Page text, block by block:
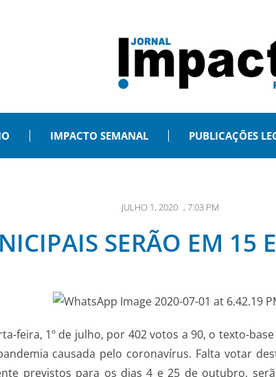
IMPACTO SEMANAL PUBLICAÇÕES
JULHO 1, 2020 , 7:03 PM
SERÃO EM 15
feira, 1º de julho, por 402 votos a 90, o texto-
causada pelo coronavírus. Falta votar
previstos para os dias 4 e 25 de outubro,